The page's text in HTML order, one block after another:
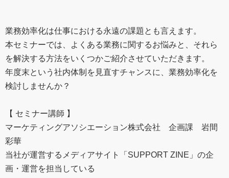
業務効率化は仕事における永遠の課題とも言えます。
本セミナーでは、よくある業務に関するお悩みと、それら
を解決する方法をいくつかご紹介させていただきます。
年度末という社内体制を見直すチャンスに、業務効率化を
検討しませんか？
【 セミナー講師 】
マーケティングアソシエーション株式会社 企画課 岩間
彩華
当社が運営するメディアサイト「SUPPORT ZINE」の企
画・運営を担当している